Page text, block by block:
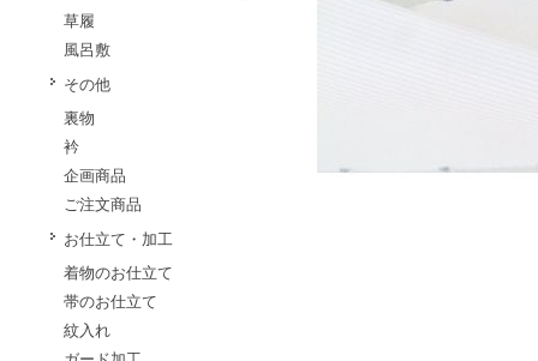
草履
風呂敷
その他
裏物
衿
企画商品
ご注文商品
お仕立て・加工
着物のお仕立て
帯のお仕立て
紋入れ